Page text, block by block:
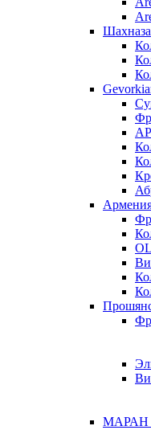
МАРАН